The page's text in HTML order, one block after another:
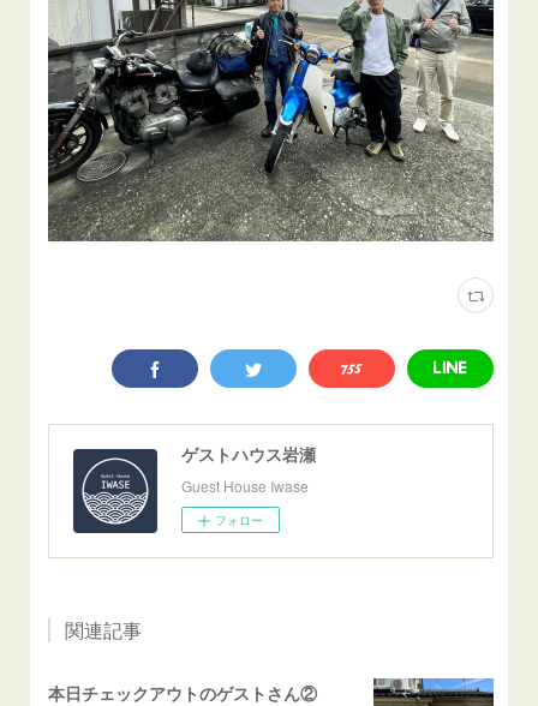
ゲストハウス岩瀬
Guest House Iwase
フォロー
関連記事
本日チェックアウトのゲストさん②